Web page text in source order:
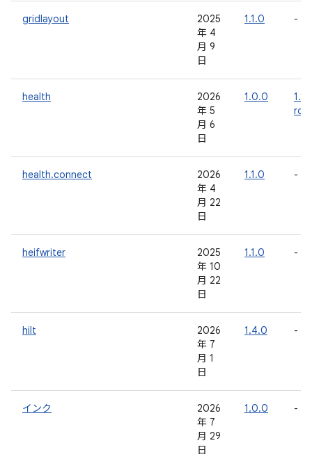
gridlayout
2025
年 4
月 9
日
1.1.0 -
health
2026
年 5
月 6
日
1.0.0
health.connect
2026
年 4
月 22
日
1.1.0 -
heifwriter
2025
年 10
月 22
日
1.1.0 -
hilt
2026
年 7
月 1
日
1.4.0 -
インク
2026
年 7
月 29
日
1.0.0 -